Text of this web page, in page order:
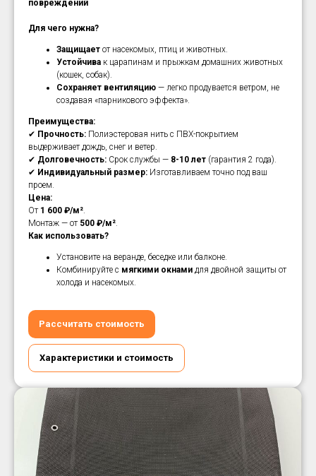
повреждений
Для чего нужна?
Защищает от насекомых, птиц и животных.
Устойчива к царапинам и прыжкам домашних животных
(кошек, собак).
Сохраняет вентиляцию — легко продувается ветром, не
создавая «парникового эффекта».
Преимущества:
✔ Прочность: Полиэстеровая нить с ПВХ-покрытием
выдерживает дождь, снег и ветер.
✔ Долговечность: Срок службы — 8-10 лет (гарантия 2 года).
✔ Индивидуальный размер: Изготавливаем точно под ваш
проем.
Цена:
От 1 600 ₽/м².
Монтаж — от 500 ₽/м².
Как использовать?
Установите на веранде, беседке или балконе.
Комбинируйте с мягкими окнами для двойной защиты от
холода и насекомых.
Рассчитать стоимость
Характеристики и стоимость